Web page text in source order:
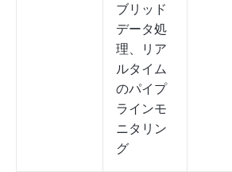
ブリッド
データ処
理、リア
ルタイム
のパイプ
ラインモ
ニタリン
グ